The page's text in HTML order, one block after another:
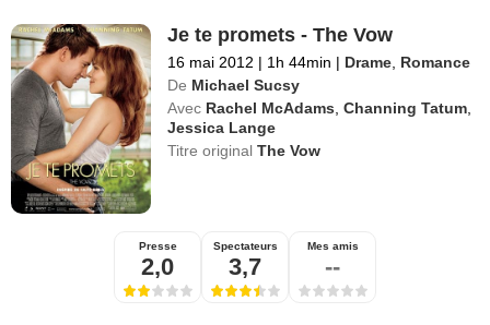
Je te promets - The Vow
16 mai 2012 | 1h 44min | Drame Romance
De Michael Sucsy
Avec Rachel McAdams ,Channing Tatum
Jessica Lange
Titre originalThe Vow
Presse
2,0
Spectateurs
3,7
Mes amis
--